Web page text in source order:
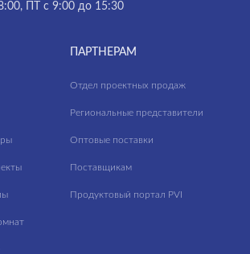
ПТ с 9:00 до 15:30
ПАРТНЕРАМ
Отдел проектных продаж
Региональные представители
Оптовые поставки
Поставщикам
Продуктовый портал PVI